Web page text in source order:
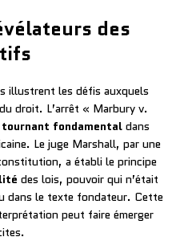
des
illustrent les défis auxquels
droit. L’arrêt « Marbury v.
tournant fondamental dans
Le juge Marshall, par une
a établi le principe
des lois, pouvoir qui n’était
dans le texte fondateur. Cette
peut faire émerger